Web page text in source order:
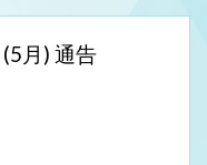
月) 通告